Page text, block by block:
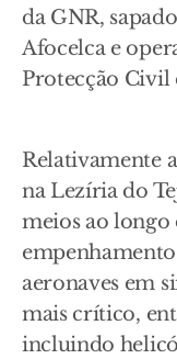
da GNR,
Afocelca e
Protecção Civil
Relativamente
na Lezíria do
meios ao longo
aeronaves em
mais crítico,
incluindo